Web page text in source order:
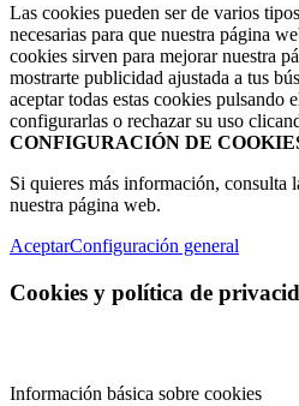
Las cookies pueden ser de varios
necesarias para que nuestra página
cookies sirven para mejorar nuestra
mostrarte publicidad ajustada a tus
aceptar todas estas cookies pulsando
configurarlas o rechazar su uso
CONFIGURACIÓN DE
Si quieres más información, consulta
nuestra página web.
AceptarConfiguración general
Cookies y política de
Información básica sobre cookies